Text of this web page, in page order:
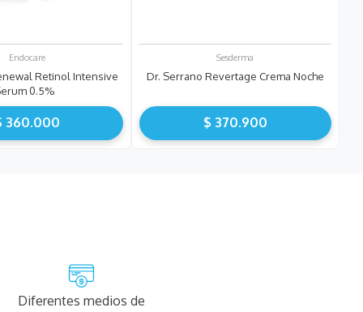
Endocare
Retinol Intensive
0.5%
360.000
Sesderma
Dr. Serrano Revertage Crema Noche
$ 370.900
Diferentes medios de